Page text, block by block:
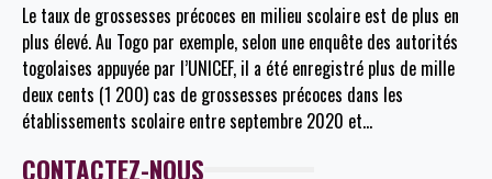
Le taux de grossesses précoces en milieu scolaire est de plus en
plus élevé. Au Togo par exemple, selon une enquête des autorités
togolaises appuyée par l’UNICEF, il a été enregistré plus de mille
deux cents (1 200) cas de grossesses précoces dans les
établissements scolaire entre septembre 2020 et…
CONTACTEZ-NOUS